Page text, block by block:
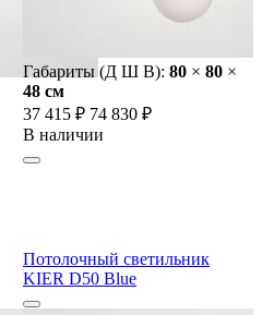
Габариты (Д Ш В): 80 × 80 ×
48 cм
37 415 ₽ 74 830 ₽
В наличии
Потолочный светильник
KIER D50 Blue